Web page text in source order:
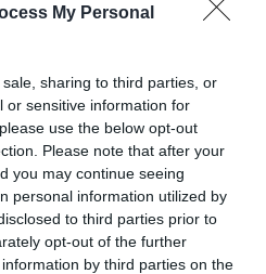
My Personal
sharing to third parties, or
or sensitive information for
use the below opt-out
Please note that after your
you may continue seeing
personal information utilized by
to third parties prior to
opt-out of the further
by third parties on the
:
: Air France ouvre un pont